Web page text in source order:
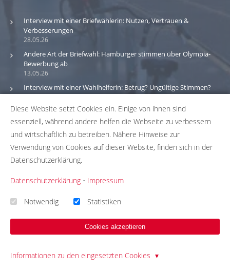
28.05.26
Interview mit einer Briefwählerin: Nutzen, Vertrauen &
Verbesserungen
13.05.26
Andere Art der Briefwahl: Hamburger stimmen über Olympia-
Bewerbung ab
30.03.26
Interview mit einer Wahlhelferin: Betrug? Ungültige Stimmen?
Geld?
Bitte beachte: Wir versuchen alle Daten und Informationen
zu den Wahlbüros in unserer Datenbank so aktuell wie
möglich zu halten. Solltest du einen Fehler in unserer
Fehlerbehebung indem du uns die passenden Daten über
keinerlei Gewähr für die Aktualität, Korrektheit und
© 2026 - Template Presentation umgesetzt mit
Diese Website setzt Cookies ein. Einige von ihnen sind
essenziell, während andere helfen die Webseite zu verbessern
und wirtschaftlich zu betreiben. Nähere Hinweise zur
Verwendung von Cookies auf dieser Website, finden sich in der
Datenschutzerklärung.
Datenschutzerklärung • Impressum
Notwendig Statistiken
Cookies akzeptieren
Informationen zu den eingesetzten Cookies